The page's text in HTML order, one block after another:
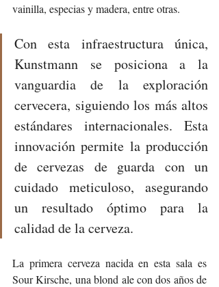
vainilla, especias y madera, entre otras.
Con esta infraestructura única,
Kunstmann se posiciona a la
vanguardia de la exploración
cervecera, siguiendo los más altos
estándares internacionales. Esta
innovación permite la producción
de cervezas de guarda con un
cuidado meticuloso, asegurando
un resultado óptimo para la
calidad de la cerveza.
La primera cerveza nacida en esta sala es
Sour Kirsche, una blond ale con dos años de